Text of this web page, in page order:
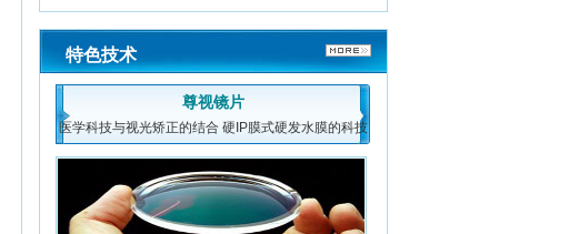
特色技术
尊视镜片
医学科技与视光矫正的结合 硬IP膜式硬发水膜的科技
成果，它将易清洗